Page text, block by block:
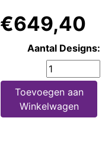
€649,40
Aantal Designs:
Toevoegen aan
Winkelwagen